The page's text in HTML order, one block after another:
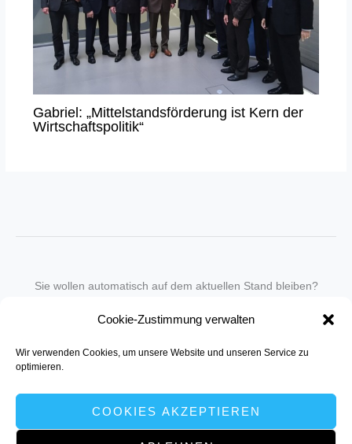
Cookie-Zustimmung verwalten
Wir verwenden Cookies, um unsere Website und unseren Service zu
optimieren.
COOKIES AKZEPTIEREN
Gabriel: „Mittelstandsförderung ist Kern der
Wirtschaftspolitik“
Sie wollen automatisch auf dem aktuellen Stand bleiben?
in unseren Newsletter-Service auf.
Senden Sie für ein Angebot einfach eine